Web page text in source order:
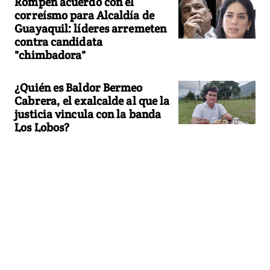
correísmo para Alcaldía de
Guayaquil: líderes arremeten
contra candidata
"chimbadora"
¿Quién es Baldor Bermeo
Cabrera, el exalcalde al que la
justicia vincula con la banda
Los Lobos?